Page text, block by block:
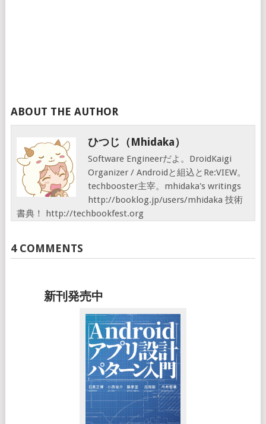
ABOUT THE AUTHOR
ひつじ（mhidaka）
Software Engineerだよ。DroidKaigi
Organizer / Androidと組込とRe:VIEW。
techbooster主宰。mhidaka's writings
http://booklog.jp/users/mhidaka 技術
書典！ http://techbookfest.org
4 COMMENTS
新刊発売中